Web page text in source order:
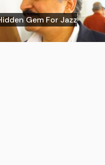
Gem For Jazz